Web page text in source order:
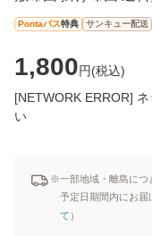
Pontaパス特典 サンキュー配送
1,800円(税込)
[NETWORK ERROR]
い
※一部地域・離島につ
予定日期間内にお届
て ）